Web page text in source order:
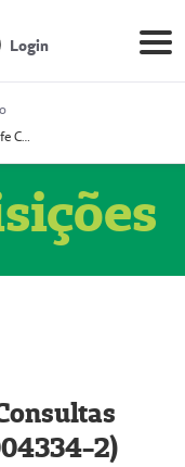
Login
Prestador Medlife Consultas e Diagnósticos (51004334-2)
2)